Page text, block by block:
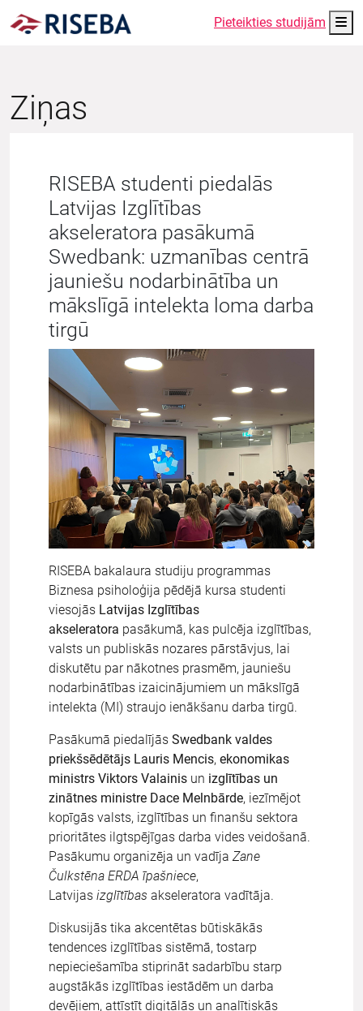
Pieteikties studijām
Ziņas
RISEBA studenti piedalās
Latvijas Izglītības
akseleratora pasākumā
Swedbank: uzmanības centrā
jauniešu nodarbinātība un
mākslīgā intelekta loma darba
tirgū
RISEBA bakalaura studiju programmas
Biznesa psiholoģija pēdējā kursa studenti
viesojās Latvijas Izglītības
akseleratora pasākumā, kas pulcēja izglītības,
valsts un publiskās nozares pārstāvjus, lai
diskutētu par nākotnes prasmēm, jauniešu
nodarbinātības izaicinājumiem un mākslīgā
intelekta (MI) straujo ienākšanu darba tirgū.
Pasākumā piedalījās Swedbank valdes
priekšsēdētājs Lauris Mencis, ekonomikas
ministrs Viktors Valainis un izglītības un
zinātnes ministre Dace Melnbārde, iezīmējot
kopīgās valsts, izglītības un finanšu sektora
prioritātes ilgtspējīgas darba vides veidošanā.
Pasākumu organizēja un vadīja Zane
Čulkstēna ERDA īpašniece,
Latvijas izglītības akseleratora vadītāja.
Diskusijās tika akcentētas būtiskākās
tendences izglītības sistēmā, tostarp
nepieciešamība stiprināt sadarbību starp
augstākās izglītības iestādēm un darba
devējiem, attīstīt digitālās un analītiskās